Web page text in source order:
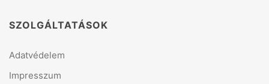
SZOLGÁLTATÁSOK
Adatvédelem
Impresszum